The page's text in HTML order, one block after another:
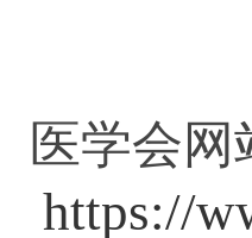
医学会网
https://